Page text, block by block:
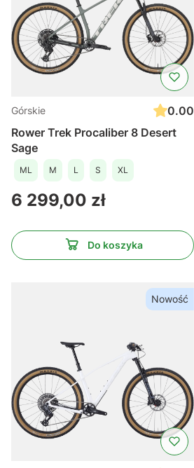
Górskie
0.00
Rower Trek Procaliber 8 Desert
Sage
ML M L S XL
Cena
6 299,00 zł
Do koszyka
Nowość